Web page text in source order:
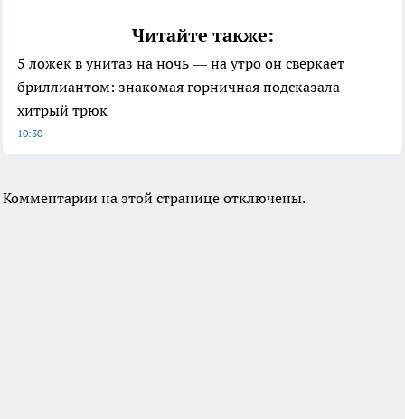
Читайте также:
5 ложек в унитаз на ночь — на утро он сверкает
бриллиантом: знакомая горничная подсказала
хитрый трюк
10:30
Комментарии на этой странице отключены.